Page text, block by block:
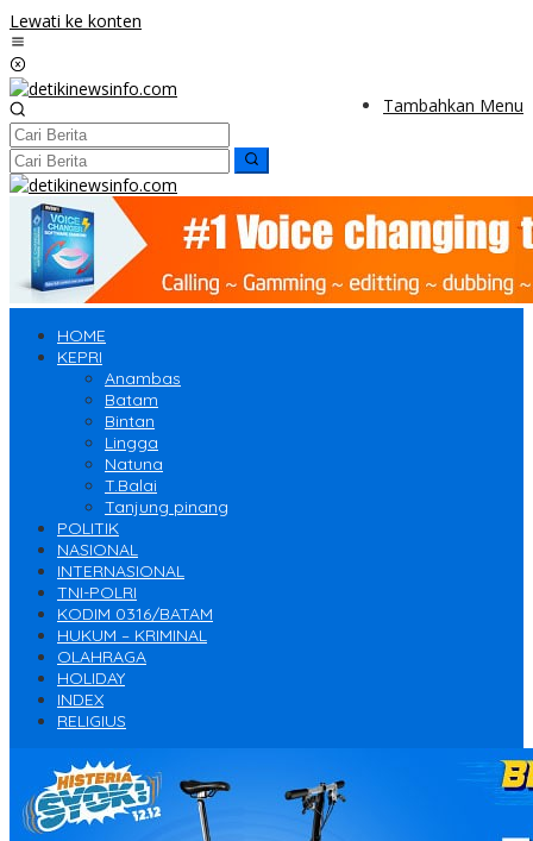
Lewati ke konten
Tambahkan Menu
HOME
KEPRI
Anambas
Batam
Bintan
Lingga
Natuna
T.Balai
Tanjung pinang
POLITIK
NASIONAL
INTERNASIONAL
TNI-POLRI
KODIM 0316/BATAM
HUKUM – KRIMINAL
OLAHRAGA
HOLIDAY
INDEX
RELIGIUS